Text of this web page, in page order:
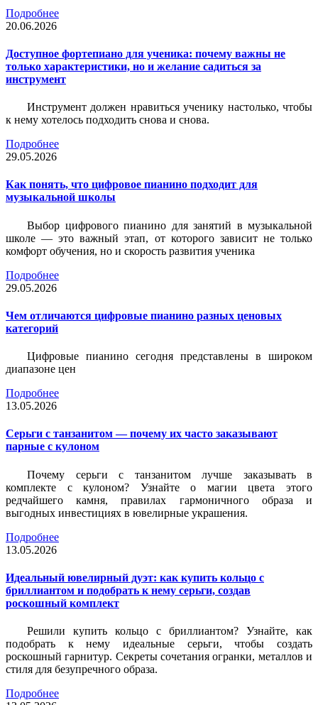
Подробнее
20.06.2026
Доступное фортепиано для ученика: почему важны не
только характеристики, но и желание садиться за
инструмент
Инструмент должен нравиться ученику настолько, чтобы
к нему хотелось подходить снова и снова.
Подробнее
29.05.2026
Как понять, что цифровое пианино подходит для
музыкальной школы
Выбор цифрового пианино для занятий в музыкальной
школе — это важный этап, от которого зависит не только
комфорт обучения, но и скорость развития ученика
Подробнее
29.05.2026
Чем отличаются цифровые пианино разных ценовых
категорий
Цифровые пианино сегодня представлены в широком
диапазоне цен
Подробнее
13.05.2026
Серьги с танзанитом — почему их часто заказывают
парные с кулоном
Почему серьги с танзанитом лучше заказывать в
комплекте с кулоном? Узнайте о магии цвета этого
редчайшего камня, правилах гармоничного образа и
выгодных инвестициях в ювелирные украшения.
Подробнее
13.05.2026
Идеальный ювелирный дуэт: как купить кольцо с
бриллиантом и подобрать к нему серьги, создав
роскошный комплект
Решили купить кольцо с бриллиантом? Узнайте, как
подобрать к нему идеальные серьги, чтобы создать
роскошный гарнитур. Секреты сочетания огранки, металлов и
стиля для безупречного образа.
Подробнее